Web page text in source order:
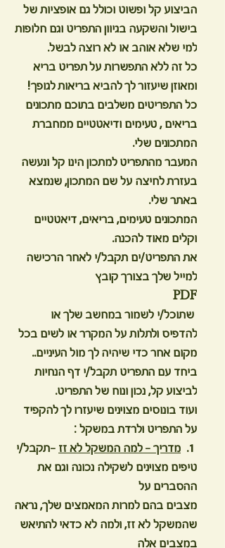
הביצוע קל ופשוט וכולל גם אופציות של
בישול והשקעה בגיוון התפריט וגם חלופות
למי שלא אוהב או לא רוצה לבשל.
כל זה ללא התפשרות על תפריט בריא
ומאוזן שיעזור לך להביא בריאות לגופך!
כל התפריטים משלבים בתוכם מתכונים
בריאים , טעימים ודיאטטיים ממחברת
המתכונים שלי.
המעבר מהתפריט למתכון הינו קל ונעשה
בעזרת לחיצה על שם המתכון, שנמצא
באתר שלי.
המתכונים טעימים, בריאים, דיאטטיים
וקלים מאוד להכנה.
את התפריט/ים תקבל/י לאחר הרכישה
למייל שלך בצורך קובץ
PDF
שתוכל/י לשמור במחשב שלך או
להדפיס ולתלות על המקרר או לשים בכל
מקום אחר כדי שיהיה לך מול העיניים..
ביחד עם התפריט תקבל/י דף הנחיות
לביצוע קל, נכון ונוח של התפריט.
​ועוד בונוסים מצוינים שיעזרו לך להקפיד
על התפריט ולרדת במשקל :
מדריך - למה המשקל לא זז -תקבל/י
טיפים מצוינים לשקילה נכונה וגם את
ההסברים על
מצבים בהם למרות המאמצים שלך, נראה
שהמשקל לא זז, ולמה לא כדאי להתיאש
במצבים אלה